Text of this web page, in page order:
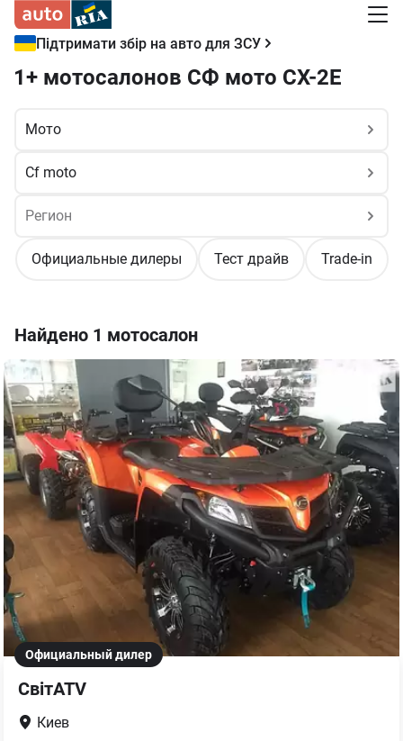
Підтримати збір на авто для ЗСУ
1+ мотосалонов СФ мото СХ-2Е
Официальные дилеры Тест драйв Trade-in
Найдено 1 мотосалон
Официальный дилер
СвітATV
Киев